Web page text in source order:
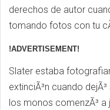
derechos de autor
tomando fotos con tu
!ADVERTISEMENT!
Slater estaba
extinciÃ³n cuando
los monos comenzÃ³ a